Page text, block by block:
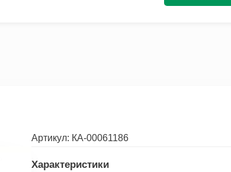
Артикул: КА-00061186
Характеристики